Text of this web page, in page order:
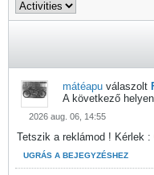
mátéapu válaszolt
A következő
2026 aug. 06, 14:55
Tetszik a reklámod ! Kérlek :
UGRÁS A BEJEGYZÉSHEZ